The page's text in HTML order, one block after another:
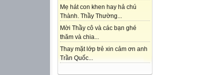
Mẹ hát con khen hay hả chú
Thành. Thầy Thường...
Mời Thầy cô và các bạn ghé
thăm và chia...
Thay mặt lớp trẻ xin cảm ơn anh
Trần Quốc...